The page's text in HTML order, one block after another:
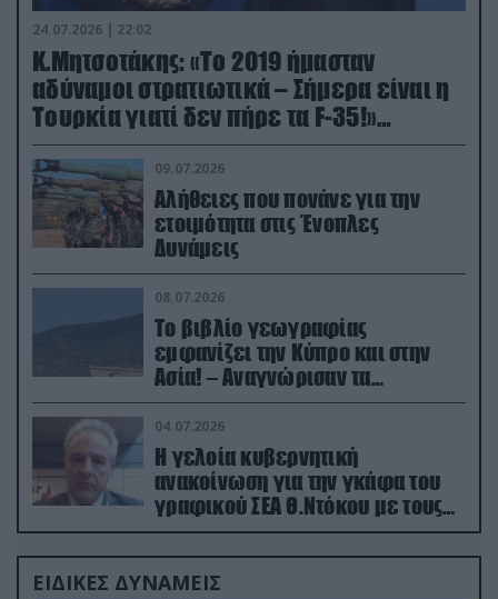
24.07.2026 | 22:02
Κ.Μητσοτάκης: «Το 2019 ήμασταν
αδύναμοι στρατιωτικά – Σήμερα είναι η
Τουρκία γιατί δεν πήρε τα F-35!»
(βίντεο)
09.07.2026
Αλήθειες που πονάνε για την
ετοιμότητα στις Ένοπλες
Δυνάμεις
08.07.2026
Το βιβλίο γεωγραφίας
εμφανίζει την Κύπρο και στην
Ασία! – Αναγνώρισαν τα
κατεχόμενα; (φωτο)
04.07.2026
Η γελοία κυβερνητική
ανακοίνωση για την γκάφα του
γραφικού ΣΕΑ Θ.Ντόκου με τους
Ρώσους φαρσέρ
ΕΙΔΙΚΕΣ ΔΥΝΑΜΕΙΣ